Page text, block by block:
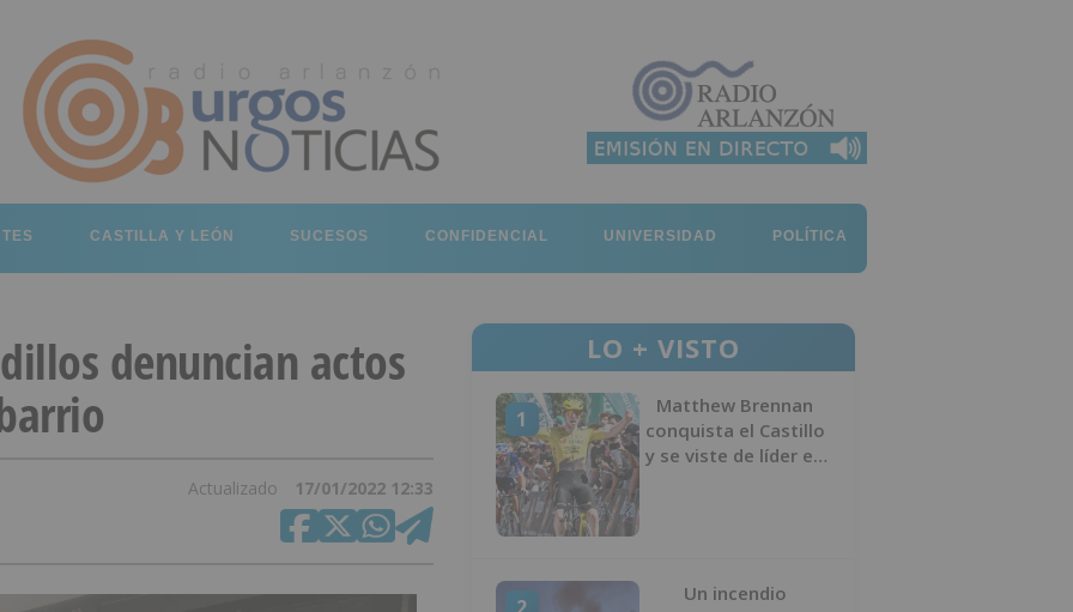
CASTILLA Y LEÓN SUCESOS CONFIDENCIAL UNIVERSIDAD POLÍTICA
denuncian actos
Actualizado 17/01/2022 12:33
LO + VISTO
1
Matthew Brennan
conquista el Castillo
y se viste de líder en
Un incendio